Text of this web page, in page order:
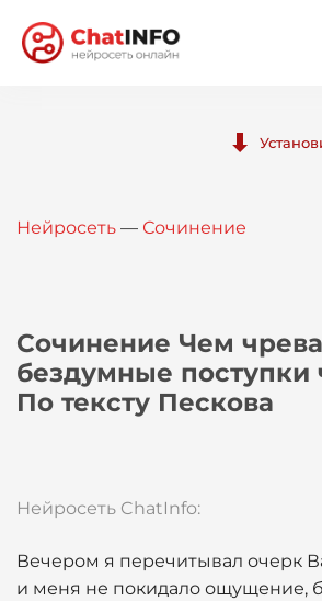
Вход
Нейросеть — Сочинение
Сочинение Чем
бездумные поступки
По тексту Пескова
Нейросеть ChatInfo:
Вечером я перечитывал очерк
и меня не покидало ощущение,